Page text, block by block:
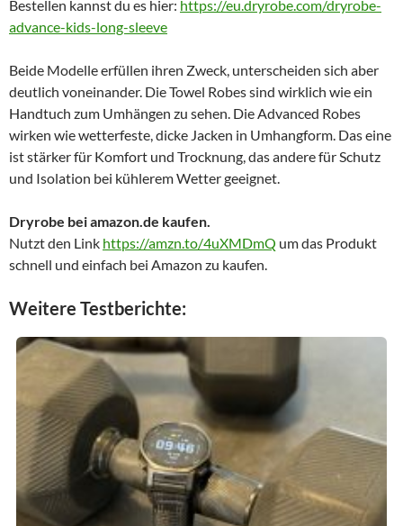
Bestellen kannst du es hier: https://eu.dryrobe.com/dryrobe-
advance-kids-long-sleeve
Beide Modelle erfüllen ihren Zweck, unterscheiden sich aber
deutlich voneinander. Die Towel Robes sind wirklich wie ein
Handtuch zum Umhängen zu sehen. Die Advanced Robes
wirken wie wetterfeste, dicke Jacken in Umhangform. Das eine
ist stärker für Komfort und Trocknung, das andere für Schutz
und Isolation bei kühlerem Wetter geeignet.
Dryrobe bei amazon.de kaufen.
Nutzt den Link https://amzn.to/4uXMDmQ um das Produkt
schnell und einfach bei Amazon zu kaufen.
Weitere Testberichte: